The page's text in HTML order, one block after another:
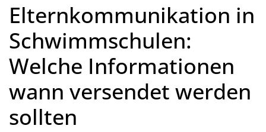
Elternkommunikation in
Schwimmschulen:
Welche Informationen
wann versendet werden
sollten